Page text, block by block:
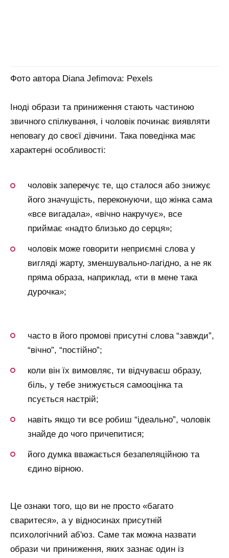
Фото автора Diana Jefimova: Pexels
Іноді образи та приниження стають частиною
звичного спілкування, і чоловік починає виявляти
неповагу до своєї дівчини. Така поведінка має
характерні особливості:
чоловік заперечує те, що сталося або знижує
його значущість, переконуючи, що жінка сама
«все вигадала», «вічно накручує», все
приймає «надто близько до серця»;
чоловік може говорити неприємні слова у
вигляді жарту, зменшувально-лагідно, а не як
пряма образа, наприклад, «ти в мене така
дурочка»;
часто в його промові присутні слова “завжди”,
“вічно”, “постійно”;
коли він їх вимовляє, ти відчуваєш образу,
біль, у тебе знижується самооцінка та
псується настрій;
навіть якщо ти все робиш “ідеально”, чоловік
знайде до чого причепитися;
його думка вважається безапеляційною та
єдино вірною.
Це ознаки того, що ви не просто «багато
сваритеся», а у відносинах присутній
психологічний аб'юз. Саме так можна назвати
образи чи приниження, яких зазнає один із